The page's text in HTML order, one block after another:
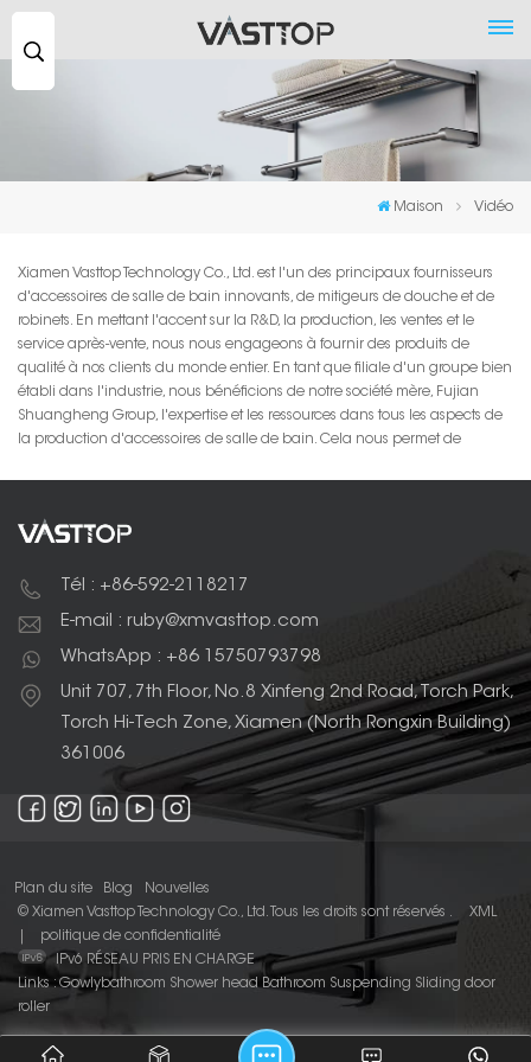
Maison Vidéo
Xiamen Vasttop Technology Co., Ltd. est l'un des principaux fournisseurs
d'accessoires de salle de bain innovants, de mitigeurs de douche et de
robinets. En mettant l'accent sur la R&D, la production, les ventes et le
service après-vente, nous nous engageons à fournir des produits de
qualité à nos clients du monde entier. En tant que filiale d'un groupe bien
établi dans l'industrie, nous bénéficions de notre société mère, Fujian
Shuangheng Group, l'expertise et les ressources dans tous les aspects de
la production d'accessoires de salle de bain. Cela nous permet de
Tél : +86-592-2118217
E-mail : ruby@xmvasttop.com
WhatsApp : +86 15750793798
Unit 707, 7th Floor, No.8 Xinfeng 2nd Road, Torch Park,
Torch Hi-Tech Zone, Xiamen (North Rongxin Building)
361006
Plan du site Blog
Nouvelles
© Xiamen Vasttop Technology Co., Ltd. Tous les droits sont réservés .
XML
politique de confidentialité
IPv6 RÉSEAU PRIS EN CHARGE
Links :Gowlybathroom Shower head Bathroom Suspending Sliding door
roller